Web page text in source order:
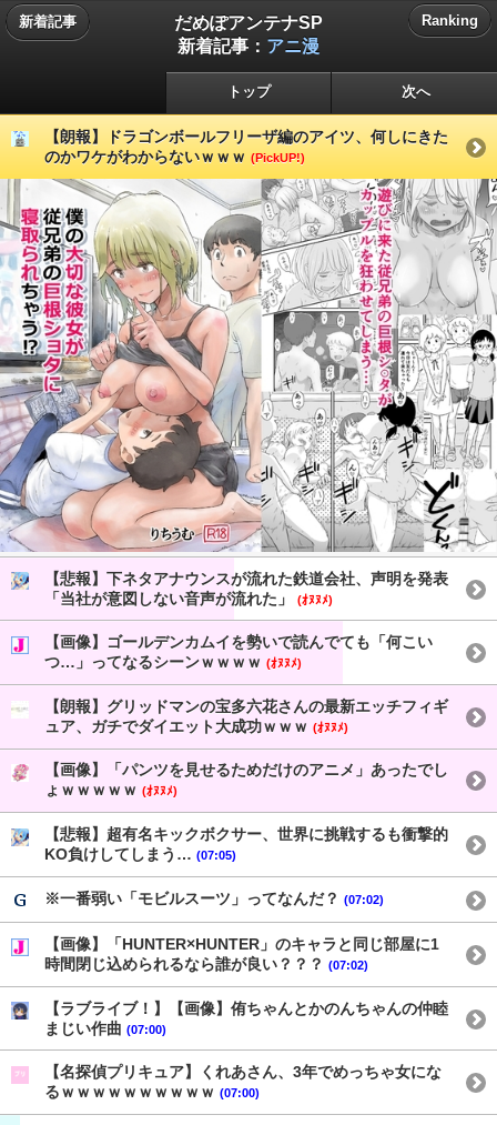
新着記事
だめぽアンテナSP
新着記事： アニ漫
Ranking
トップ 次へ
【朗報】ドラゴンボールフリーザ編のアイツ、何しにきた
のかワケがわからないｗｗｗ (PickUP!)
【悲報】下ネタアナウンスが流れた鉄道会社、声明を発表
「当社が意図しない音声が流れた」
(ｵﾇﾇﾒ)
【画像】ゴールデンカムイを勢いで読んでても「何こい
つ…」ってなるシーンｗｗｗｗ (ｵﾇﾇﾒ)
【朗報】グリッドマンの宝多六花さんの最新エッチフィギ
ュア、ガチでダイエット大成功ｗｗｗ (ｵﾇﾇﾒ)
【画像】「パンツを見せるためだけのアニメ」あったでし
ょｗｗｗｗｗ (ｵﾇﾇﾒ)
【悲報】超有名キックボクサー、世界に挑戦するも衝撃的
KO負けしてしまう… (07:05)
※一番弱い「モビルスーツ」ってなんだ？ (07:02)
【画像】「HUNTER×HUNTER」のキャラと同じ部屋に1
時間閉じ込められるなら誰が良い？？？ (07:02)
【ラブライブ！】【画像】侑ちゃんとかのんちゃんの仲睦
まじい作曲 (07:00)
【名探偵プリキュア】くれあさん、3年でめっちゃ女にな
るｗｗｗｗｗｗｗｗｗｗ (07:00)